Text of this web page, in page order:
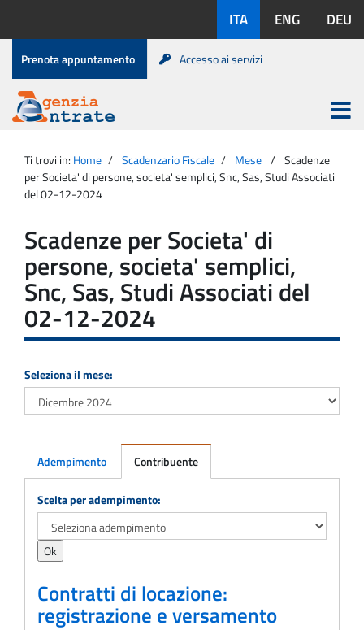
contenuto
disponibili:
ITA ENG DEU
Menu
di
servizio
Prenota appuntamento Accesso ai servizi
Agenzia
Entrate
Apri
menu
principale
Ti trovi in: Home Scadenzario Fiscale Mese
Scadenze
per Societa' di persone, societa' semplici, Snc, Sas, Studi Associati
del 02-12-2024
Scadenze per Societa' di
persone, societa' semplici,
Snc, Sas, Studi Associati del
02-12-2024
Seleziona il mese:
Adempimento Contribuente
Adempimento
Scelta per adempimento:
Contratti di locazione:
registrazione e versamento